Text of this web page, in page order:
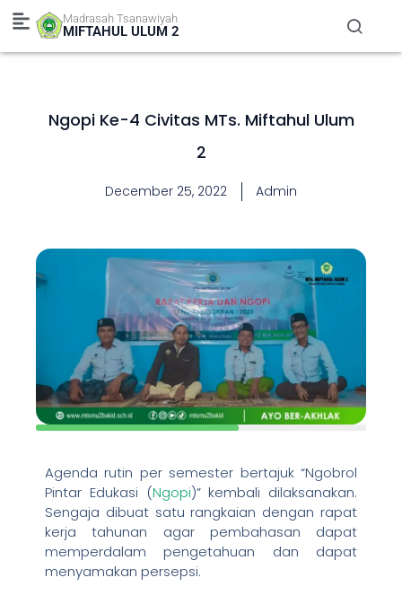
Skip
content
Madrasah Tsanawiyah
MIFTAHUL ULUM 2
Ngopi Ke-4 Civitas MTs. Miftahul Ulum
2
December 25, 2022 Admin
Agenda rutin per semester bertajuk “Ngobrol
Pintar Edukasi (Ngopi)” kembali dilaksanakan.
Sengaja dibuat satu rangkaian dengan rapat
kerja tahunan agar pembahasan dapat
memperdalam pengetahuan dan dapat
menyamakan persepsi.